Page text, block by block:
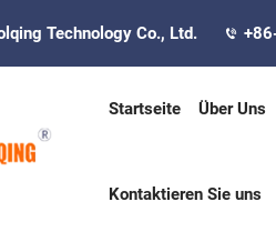
Technology Co., Ltd.
Startseite Über Uns
Kontaktieren Sie uns